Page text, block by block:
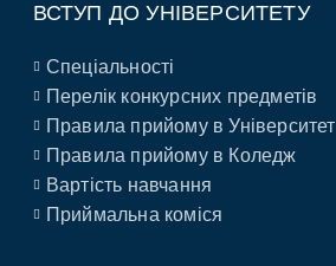
ВСТУП ДО УНІВЕРСИТЕТУ
Спеціальності
Перелік конкурсних предметів
Правила прийому в Університет
Правила прийому в Коледж
Вартість навчання
Приймальна коміся